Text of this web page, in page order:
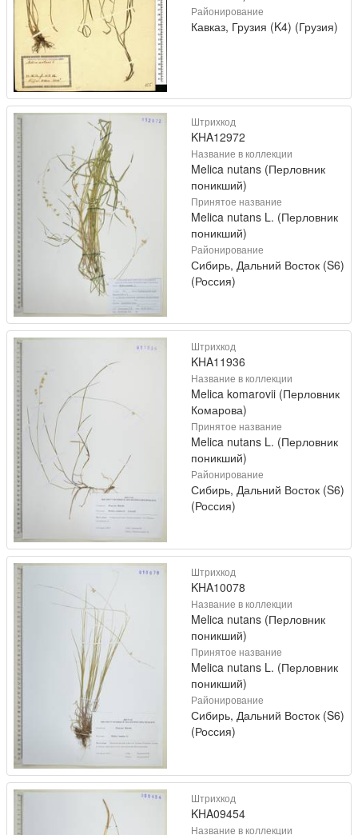
Районирование
Кавказ, Грузия (K4) (Грузия)
Штрихкод
KHA12972
Название в коллекции
Melica nutans (Перловник
поникший)
Принятое название
Melica nutans L. (Перловник
поникший)
Районирование
Сибирь, Дальний Восток (S6)
(Россия)
Штрихкод
KHA11936
Название в коллекции
Melica komarovii (Перловник
Комарова)
Принятое название
Melica nutans L. (Перловник
поникший)
Районирование
Сибирь, Дальний Восток (S6)
(Россия)
Штрихкод
KHA10078
Название в коллекции
Melica nutans (Перловник
поникший)
Принятое название
Melica nutans L. (Перловник
поникший)
Районирование
Сибирь, Дальний Восток (S6)
(Россия)
Штрихкод
KHA09454
Название в коллекции